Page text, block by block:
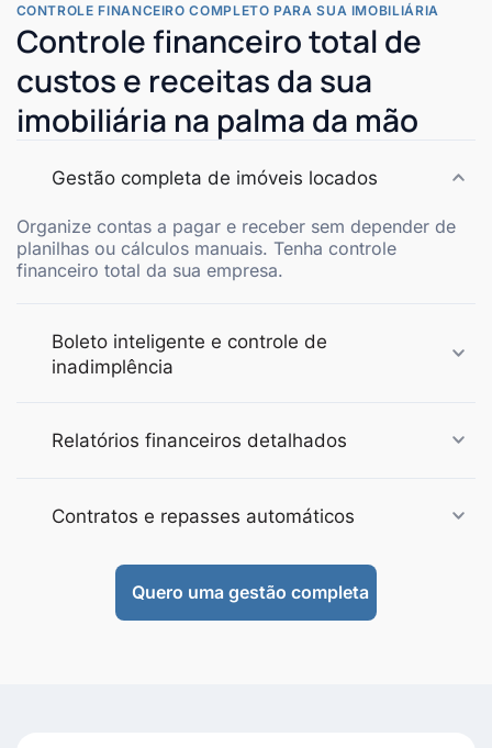
CONTROLE FINANCEIRO COMPLETO PARA SUA IMOBILIÁRIA
Controle financeiro total de
custos e receitas da sua
imobiliária na palma da mão
Gestão completa de imóveis locados
Organize contas a pagar e receber sem depender de
planilhas ou cálculos manuais. Tenha controle
financeiro total da sua empresa.
Boleto inteligente e controle de
inadimplência
Relatórios financeiros detalhados
Contratos e repasses automáticos
Quero uma gestão completa